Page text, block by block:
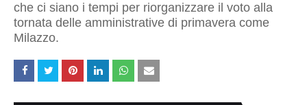
che ci siano i tempi per riorganizzare il voto alla
tornata delle amministrative di primavera come
Milazzo.